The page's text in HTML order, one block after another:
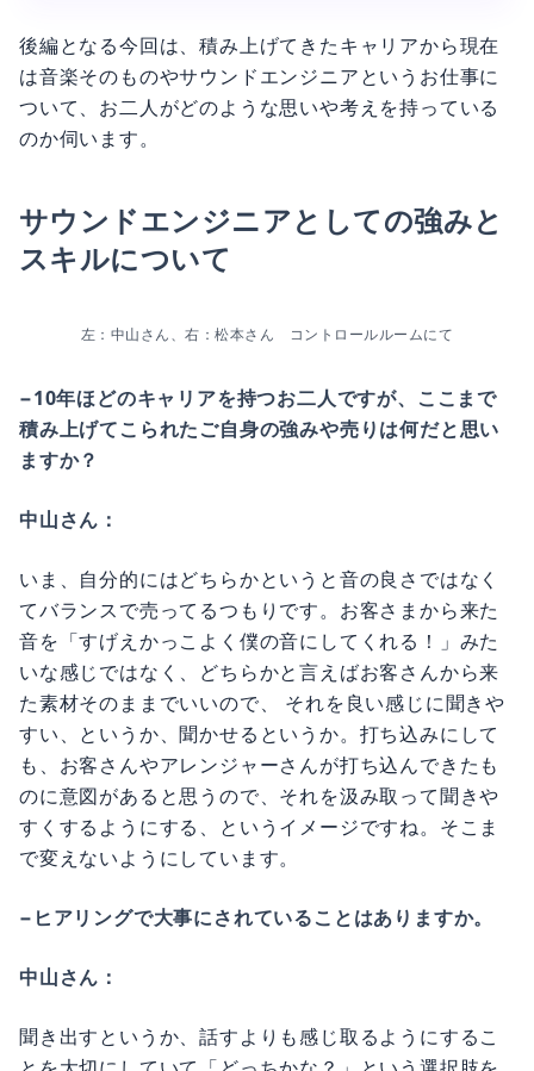
後編となる今回は、積み上げてきたキャリアから現在
は音楽そのものやサウンドエンジニアというお仕事に
ついて、お二人がどのような思いや考えを持っている
のか伺います。
サウンドエンジニアとしての強みと
スキルについて
左：中山さん、右：松本さん　コントロールルームにて
−10年ほどのキャリアを持つお二人ですが、ここまで
積み上げてこられたご自身の強みや売りは何だと思い
ますか？
中山さん：
いま、自分的にはどちらかというと音の良さではなく
てバランスで売ってるつもりです。お客さまから来た
音を「すげえかっこよく僕の音にしてくれる！」みた
いな感じではなく、どちらかと言えばお客さんから来
た素材そのままでいいので、 それを良い感じに聞きや
すい、というか、聞かせるというか。打ち込みにして
も、お客さんやアレンジャーさんが打ち込んできたも
のに意図があると思うので、それを汲み取って聞きや
すくするようにする、というイメージですね。そこま
で変えないようにしています。
−ヒアリングで大事にされていることはありますか。
中山さん：
聞き出すというか、話すよりも感じ取るようにするこ